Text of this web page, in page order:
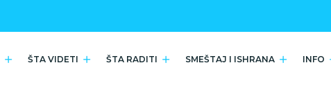
ŠTA VIDETI ŠTA RADITI SMEŠTAJ I ISHRANA INFO